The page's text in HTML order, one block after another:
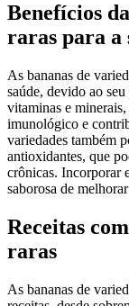
Benefícios
raras para a
As bananas de
saúde, devido ao
vitaminas e
imunológico e
variedades também
antioxidantes, que
crônicas. Incorporar
saborosa de
Receitas
raras
As bananas de